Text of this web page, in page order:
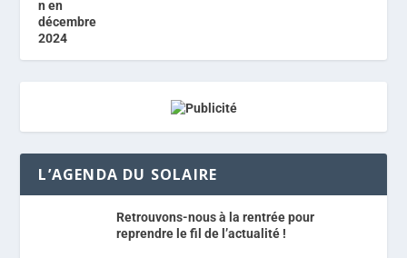
L’AGENDA DU SOLAIRE
Retrouvons-nous à la rentrée pour
reprendre le fil de l’actualité !